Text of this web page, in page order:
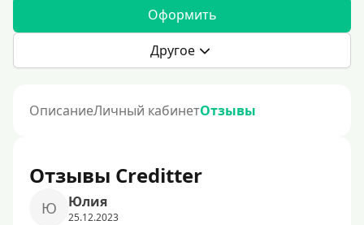
Оформить
Другое
ОписаниеЛичный кабинетОтзывы
Отзывы Creditter
Ю Юлия
25.12.2023